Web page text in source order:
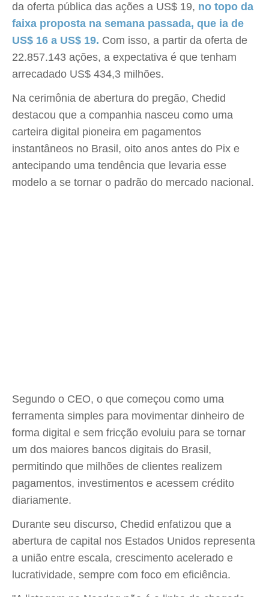
da oferta pública das ações a US$ 19, no topo da
faixa proposta na semana passada, que ia de
US$ 16 a US$ 19. Com isso, a partir da oferta de
22.857.143 ações, a expectativa é que tenham
arrecadado US$ 434,3 milhões.
Na cerimônia de abertura do pregão, Chedid
destacou que a companhia nasceu como uma
carteira digital pioneira em pagamentos
instantâneos no Brasil, oito anos antes do Pix e
antecipando uma tendência que levaria esse
modelo a se tornar o padrão do mercado nacional.
Segundo o CEO, o que começou como uma
ferramenta simples para movimentar dinheiro de
forma digital e sem fricção evoluiu para se tornar
um dos maiores bancos digitais do Brasil,
permitindo que milhões de clientes realizem
pagamentos, investimentos e acessem crédito
diariamente.
Durante seu discurso, Chedid enfatizou que a
abertura de capital nos Estados Unidos representa
a união entre escala, crescimento acelerado e
lucratividade, sempre com foco em eficiência.